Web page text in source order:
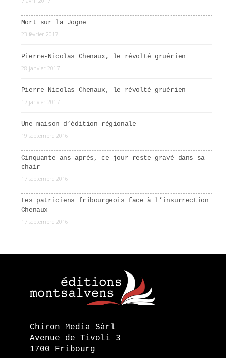
Mort sur la Jogne
23 février 2017
Pierre-Nicolas Chenaux, le révolté gruérien
28 janvier 2017
Pierre-Nicolas Chenaux, le révolté gruérien
17 janvier 2017
Une maison d’édition régionale
19 septembre 2016
Cinquante ans après, ce jour reste gravé dans sa
chair
17 septembre 2016
Les patriciens fribourgeois face à l’insurrection
Chenaux
17 septembre 2016
Chiron Media Sàrl
Avenue de Tivoli 3
1700 Fribourg